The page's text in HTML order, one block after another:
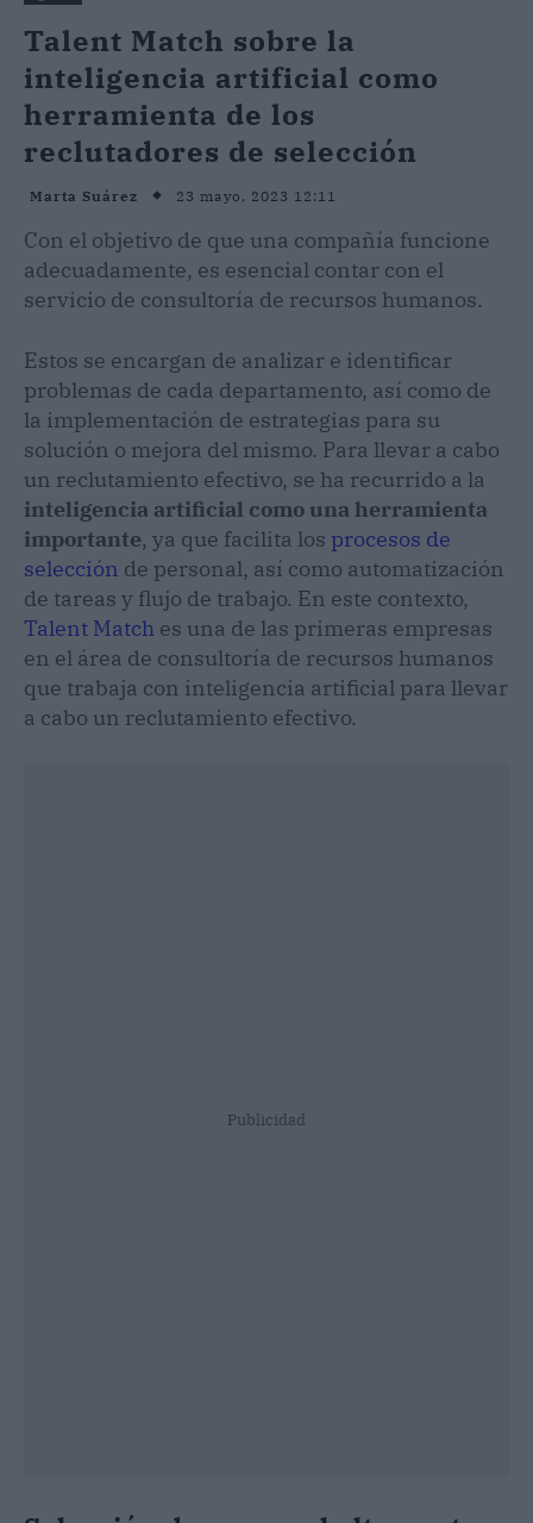
Talent Match sobre la
inteligencia artificial como
herramienta de los
reclutadores de selección
Marta Suárez 23 mayo, 2023 12:11
Con el objetivo de que una compañía funcione
adecuadamente, es esencial contar con el
servicio de consultoría de recursos humanos.
Estos se encargan de analizar e identificar
problemas de cada departamento, así como de
la implementación de estrategias para su
solución o mejora del mismo. Para llevar a cabo
un reclutamiento efectivo, se ha recurrido a la
inteligencia artificial como una herramienta
importante, ya que facilita los procesos de
selección de personal, así como automatización
de tareas y flujo de trabajo. En este contexto,
Talent Match es una de las primeras empresas
en el área de consultoría de recursos humanos
que trabaja con inteligencia artificial para llevar
a cabo un reclutamiento efectivo.
Publicidad